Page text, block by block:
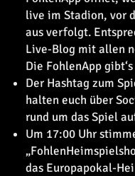
live im Stadion, vor
aus verfolgt.
Live-Blog mit allen
Die FohlenApp
Der Hashtag zum
halten euch über
rund um das Spiel
Um 17:00 Uhr
das Europapokal-